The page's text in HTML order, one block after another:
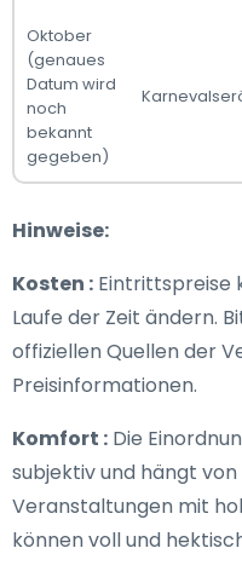
Oktober
(genaues
Datum wird
noch
bekannt
gegeben)
Hinweise:
Kosten : Eintrittspreise
Laufe der Zeit ändern.
offiziellen Quellen der
Preisinformationen.
Komfort : Die
subjektiv und hängt
Veranstaltungen mit
können voll und